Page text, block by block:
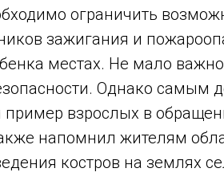
ограничить
зажигания и
местах. Не мало
Однако самым
пример взрослых в
напомнил жителям
костров на землях